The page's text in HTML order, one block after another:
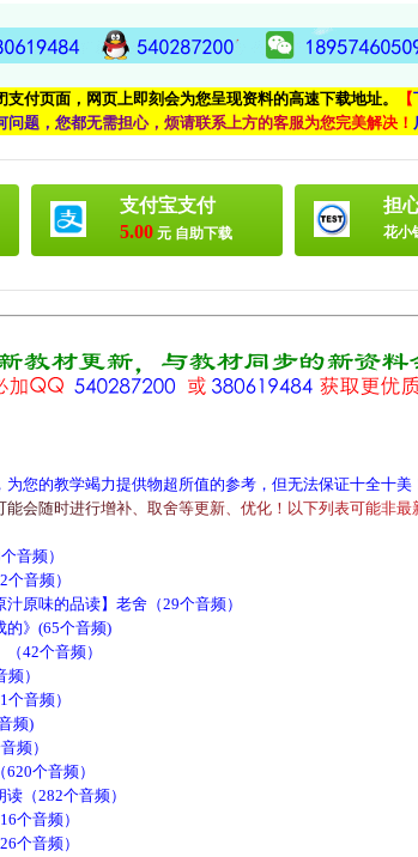
支付页面，网页上即刻会为您呈现资料的高速下载地址。 【
问题 ， 您都无需担心， 烦请联系上方的客服为您完美解决 ！
支付宝支付
5.00 元 自助下载
担
花小
您的教学竭力提供物超所值的参考，但无法保证十全十美
能会随时进行增补、 取舍等更新、 优化 ！ 以下列 表可能非最
音频）
音频）
味的品读】老舍（29个音频）
》(65个音频)
42个音频）
）
音频）
频)
频）
个音频）
（282个音频）
个音频）
个音频）